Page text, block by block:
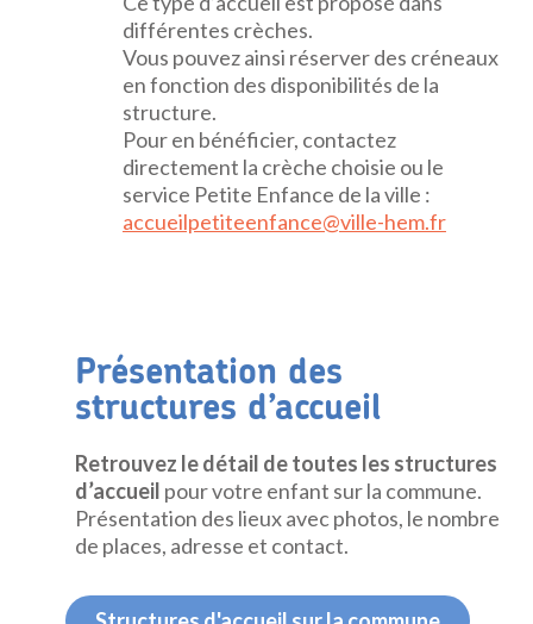
différentes crèches.
Vous pouvez ainsi réserver des créneaux
en fonction des disponibilités de la
structure.
Pour en bénéficier, contactez
directement la crèche choisie ou le
service Petite Enfance de la ville :
accueilpetiteenfance@ville-hem.fr
Présentation des
structures d’accueil
Retrouvez le détail de toutes les structures
d’accueil pour votre enfant sur la commune.
Présentation des lieux avec photos, le nombre
de places, adresse et contact.